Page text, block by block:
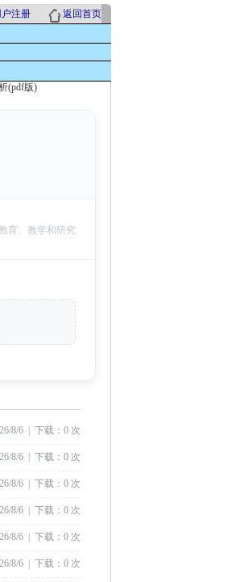
户注册
返回首页
(pdf版)
育、教学和研究
8/6 | 下载：0 次
8/6 | 下载：0 次
8/6 | 下载：0 次
8/6 | 下载：0 次
8/6 | 下载：0 次
8/6 | 下载：0 次